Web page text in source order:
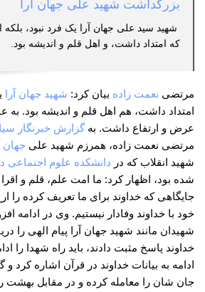
بزرگداشت شهید علی جهان آرا
شهید سید علی جهان آرا یک فرد نبود،
که امتداد داشت، و اهل قلم و اندیشه بود.
مرتضی نعمت زاده بیان کرد: شهید جهان آرا
امتداد داشت، هم اهل قلم و اندیشه بود. به
عرض و ارتفاع داشت. به گزارش خبرنگار
مرتضی نعمت زاده، همرزم شهید علی جهان
شهید انقلاب که در دانشکده علوم اجتماعی
شده بود، اظهار کرد: ما امت علم، قلم و
جایگاهی که خداوند برای ما تعریف کرده را
خود با خداوند وفادار نیستیم. وی در ادامه
شهیدان مانند شهید جهان آرا پیام الهی را
خداوند پاسخ مثبت دادند، باید راه شهدا را
ادامه به بیانات خداوند در قرآن اشاره کرد
جان شان را معامله کرده و در مقابل بهشت